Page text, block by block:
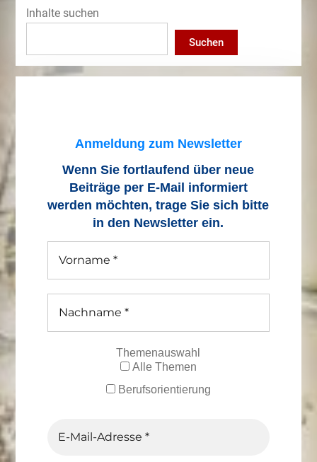
Inhalte suchen
Suchen
Anmeldung zum Newsletter
Wenn Sie fortlaufend über neue
Beiträge per E-Mail informiert
werden möchten, trage Sie sich bitte
in den Newsletter ein.
Themenauswahl
Alle Themen
Berufsorientierung